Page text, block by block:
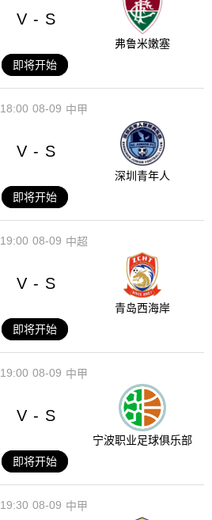
V - S
弗鲁米嫩塞
即将开始
08-09
18:00 中甲
V - S
深圳青年人
即将开始
08-09
19:00 中超
V - S
青岛西海岸
即将开始
08-09
19:00 中甲
V - S
宁波职业足球俱乐部
即将开始
08-09
19:30 中甲